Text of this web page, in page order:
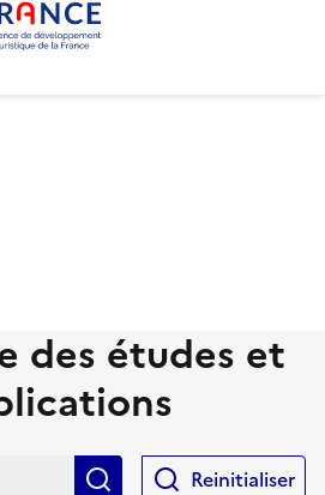
des études et
RechercherReinitialiser